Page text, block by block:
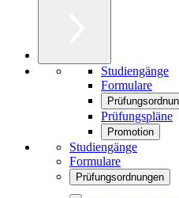
Studiengänge
Formulare
Prüfungspläne
Promotion
Studiengänge
Formulare
Prüfungsordnungen